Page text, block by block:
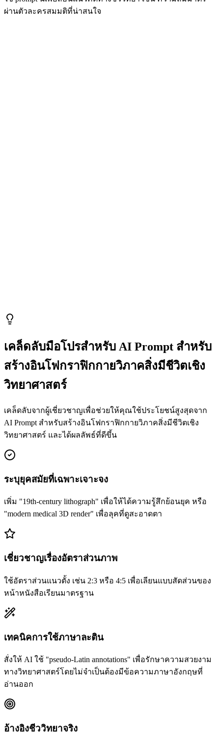
ผ่านตัวละครสมมติที่น่าสนใจ
เคล็ดลับมือโปรสำหรับ AI Prompt สำหรับ
สร้างอินโฟกราฟิกกายวิภาคสิ่งมีชีวิตเชิง
วิทยาศาสตร์
เคล็ดลับจากผู้เชี่ยวชาญเพื่อช่วยให้คุณใช้ประโยชน์สูงสุดจาก
AI Prompt สำหรับสร้างอินโฟกราฟิกกายวิภาคสิ่งมีชีวิตเชิง
วิทยาศาสตร์ และได้ผลลัพธ์ที่ดีขึ้น
ระบุยุคสมัยที่เฉพาะเจาะจง
เพิ่ม "19th-century lithograph" เพื่อให้ได้ความรู้สึกย้อนยุค หรือ
"modern medical 3D render" เพื่อลุคที่ดูสะอาดตา
เชี่ยวชาญเรื่องอัตราส่วนภาพ
ใช้อัตราส่วนแนวตั้ง เช่น 2:3 หรือ 4:5 เพื่อเลียนแบบสัดส่วนของ
หน้าหนังสือเรียนมาตรฐาน
เทคนิคการใช้ภาษาละติน
สั่งให้ AI ใช้ "pseudo-Latin annotations" เพื่อรักษาความสวยงาม
ทางวิทยาศาสตร์โดยไม่จำเป็นต้องมีข้อความภาษาอังกฤษที่
อ่านออก
อ้างอิงชีววิทยาจริง